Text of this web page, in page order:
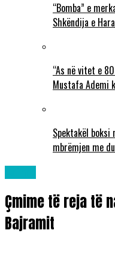
“Bomba” e
Shkëndija e
“As në vitet e
Mustafa Ademi
Spektakël boksi
mbrëmjen me
Çmime të reja të
Bajramit